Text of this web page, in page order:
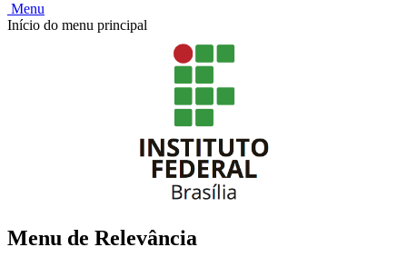
Menu
Início do menu principal
Menu de Relevância